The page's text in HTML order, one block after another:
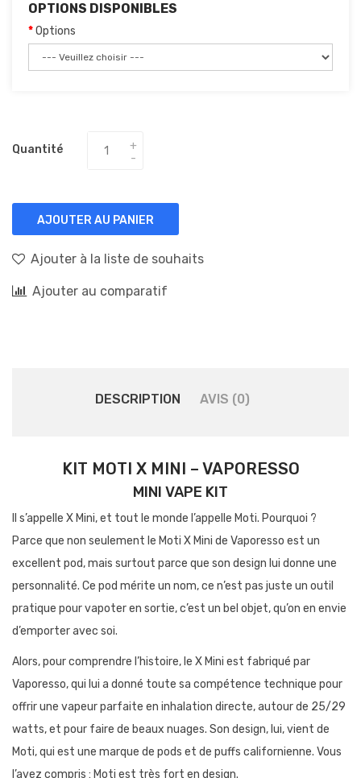
OPTIONS DISPONIBLES
Options
Quantité
AJOUTER AU PANIER
Ajouter à la liste de souhaits
Ajouter au comparatif
DESCRIPTION AVIS (0)
KIT MOTI X MINI – VAPORESSO
MINI VAPE KIT
Il s’appelle X Mini, et tout le monde l’appelle Moti. Pourquoi ?
Parce que non seulement le Moti X Mini de Vaporesso est un
excellent pod, mais surtout parce que son design lui donne une
personnalité. Ce pod mérite un nom, ce n’est pas juste un outil
pratique pour vapoter en sortie, c’est un bel objet, qu’on en envie
d’emporter avec soi.
Alors, pour comprendre l’histoire, le X Mini est fabriqué par
Vaporesso, qui lui a donné toute sa compétence technique pour
offrir une vapeur parfaite en inhalation directe, autour de 25/29
watts, et pour faire de beaux nuages. Son design, lui, vient de
Moti, qui est une marque de pods et de puffs californienne. Vous
l’avez compris : Moti est très fort en design.